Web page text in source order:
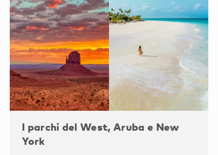
I parchi del West, Aruba e New
York